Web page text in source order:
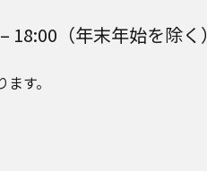
18:00（年末年始を除く）
す。